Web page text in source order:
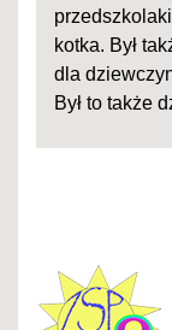
kotka. Był
dla
Był to także